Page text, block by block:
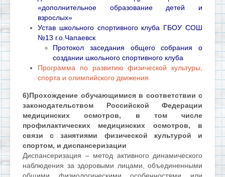
«дополнительное образование детей и
взрослых»
Устав школьного спортивного клуба ГБОУ СОШ
№13 г.о.Чапаевск
Протокол заседания общего собрания о
создании школьного спортивного клуба
Программа по развитию физической культуры,
спорта и олимпийского движения
6)Прохождение обучающимися в соответствии с
законодательством Российской Федерации
медицинских осмотров, в том числе
профилактических медицинских осмотров, в
связи с занятиями физической культурой и
спортом, и диспансеризации
Диспансеризация – метод активного динамического
наблюдения за здоровыми лицами, объединенными